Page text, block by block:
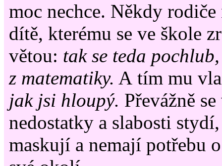
moc nechce. Někdy rodiče
dítě, kterému se ve škole
větou: tak se teda
z matematiky. A tím mu
jak jsi hloupý. Převážně
nedostatky a slabosti
maskují a nemají potřebu